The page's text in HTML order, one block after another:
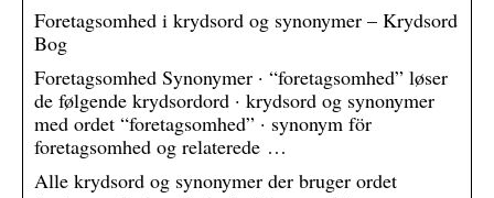
Foretagsomhed i krydsord og synonymer – Krydsord
Bog
Foretagsomhed Synonymer · “foretagsomhed” løser
de følgende krydsordord · krydsord og synonymer
med ordet “foretagsomhed” · synonym för
foretagsomhed og relaterede …
Alle krydsord og synonymer der bruger ordet